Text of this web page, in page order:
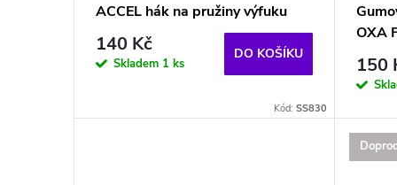
ACCEL hák na pružiny výfuku
140 Kč
Skladem 1 ks
DO KOŠÍKU
Kód:SS830
OXA
150